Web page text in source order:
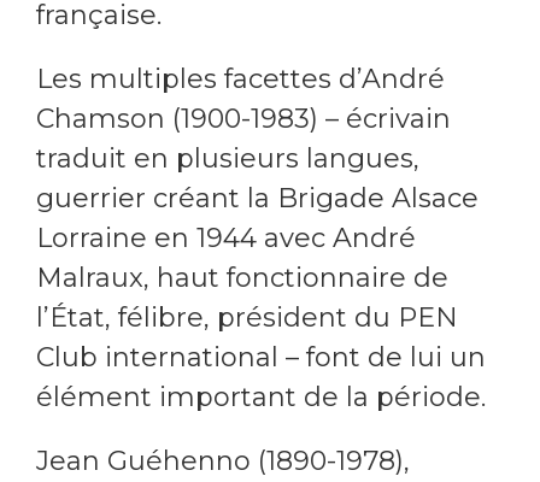
française.
Les multiples facettes d’André
Chamson (1900-1983) – écrivain
traduit en plusieurs langues,
guerrier créant la Brigade Alsace
Lorraine en 1944 avec André
Malraux, haut fonctionnaire de
l’État, félibre, président du PEN
Club international – font de lui un
élément important de la période.
Jean Guéhenno (1890-1978),